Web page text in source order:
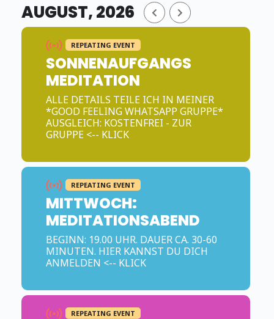
AUGUST, 2026
REPEATING EVENT
SONNENAUFGANGS
MEDITATION
ALLE DETAILS TEILE ICH IN MEINER
*GOOD FEELING WHATSAPP GRUPPE*
AUSGLEICH: KOSTENFREI - ZUR
GRUPPE <-- KLICK
REPEATING EVENT
MITTWOCH:
MEDITATIONSABEND
BEGINN: 19.00 UHR. DAUER CA. 30-60
MINUTEN. HIER KANNST DU DICH
ANMELDEN <-- KLICK
REPEATING EVENT